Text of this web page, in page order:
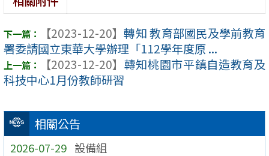
相關公告
2026-07-29 設備組
【2023-12-20】 轉知 教育部國民及學前教育
署委請國立東華大學辦理「112學年度原 ...
【2023-12-20】 轉知桃園市平鎮自造教育及
科技中心1月份教師研習